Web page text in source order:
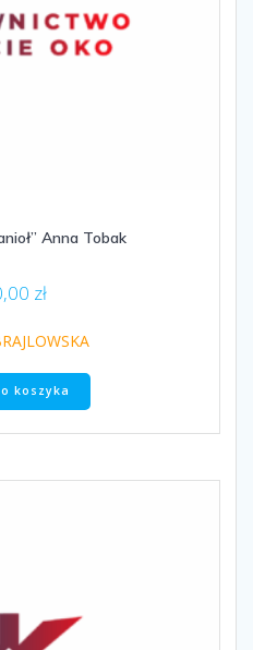
Anna Tobak
zł
koszyka